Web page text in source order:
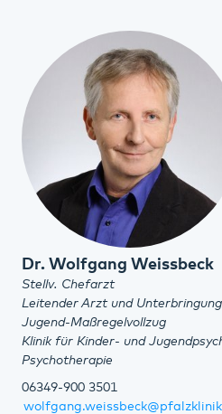
Dr. Wolfgang Weissbeck
Stellv. Chefarzt
Leitender Arzt und
Jugend-Maßregelvollzug
Klinik für Kinder- und
Psychotherapie
06349-900 3501